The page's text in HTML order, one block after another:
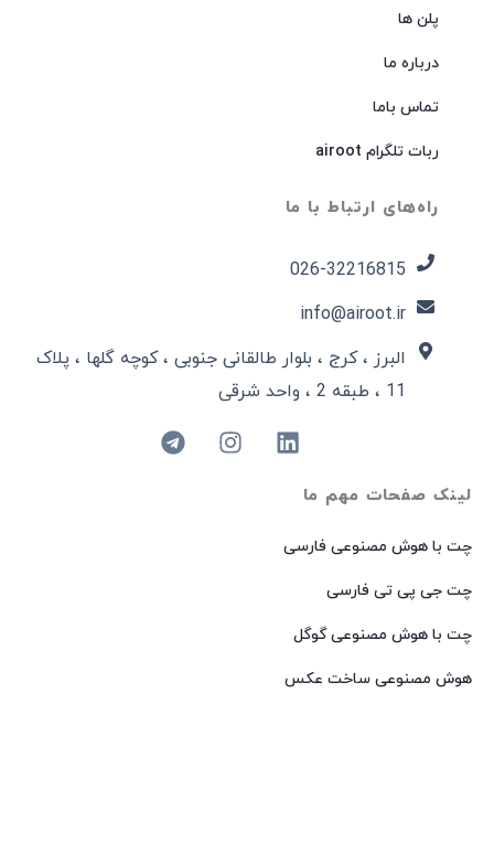
لینک صفحات مهم ما
چت با هوش مصنوعی فارسی
چت جی پی تی فارسی
چت با هوش مصنوعی گوگل
هوش مصنوعی ساخت عکس
پلن ها
درباره ما
تماس باما
ربات تلگرام airoot
راه‌های ارتباط با ما
026-32216815​
info@airoot.ir
البرز ، کرج ، بلوار طالقانی جنوبی ، کوچه گلها ، پلاک
11 ، طبقه 2 ، واحد شرقی